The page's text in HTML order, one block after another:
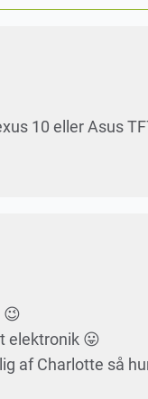
10 eller Asus
😉
elektronik 😛
af Charlotte så